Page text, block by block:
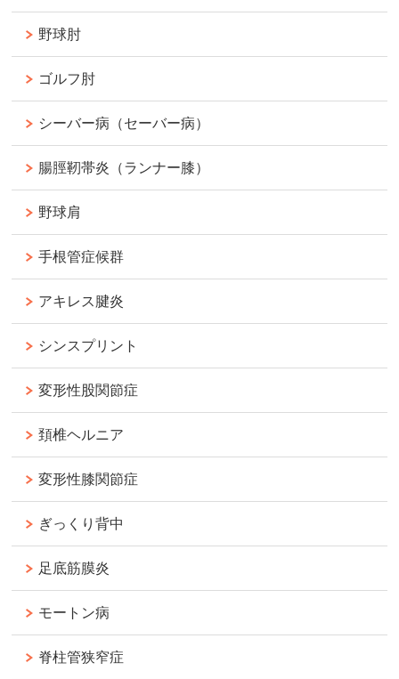
野球肘
ゴルフ肘
シーバー病（セーバー病）
腸脛靭帯炎（ランナー膝）
野球肩
手根管症候群
アキレス腱炎
シンスプリント
変形性股関節症
頚椎ヘルニア
変形性膝関節症
ぎっくり背中
足底筋膜炎
モートン病
脊柱管狭窄症